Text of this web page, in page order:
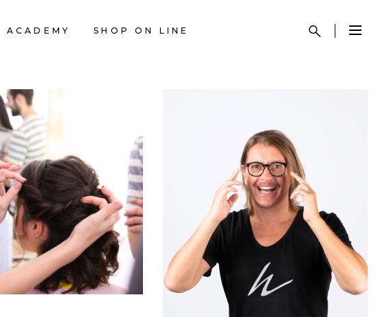
ACADEMY SHOP ON LINE